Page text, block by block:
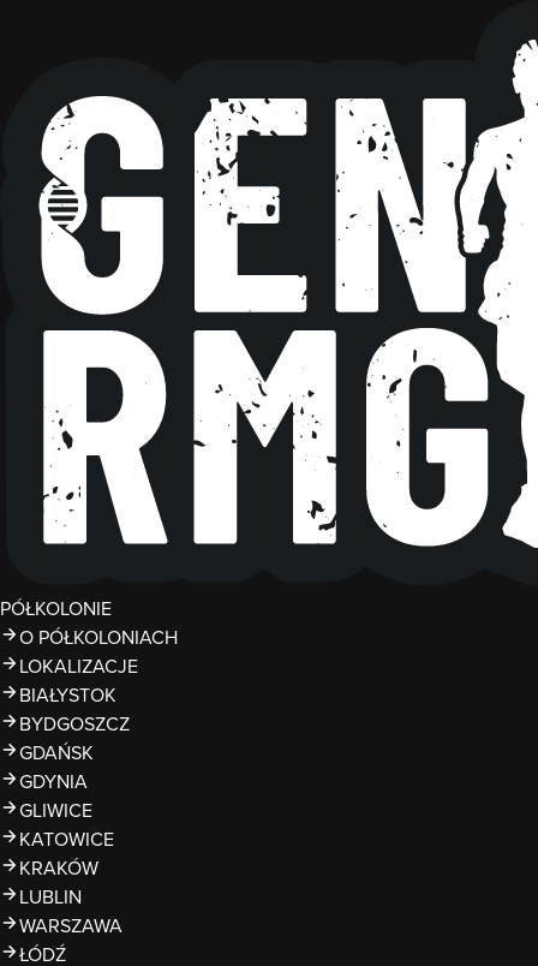
PÓŁKOLONIE
O PÓŁKOLONIACH
LOKALIZACJE
BIAŁYSTOK
BYDGOSZCZ
GDAŃSK
GDYNIA
GLIWICE
KATOWICE
KRAKÓW
LUBLIN
WARSZAWA
ŁÓDŹ